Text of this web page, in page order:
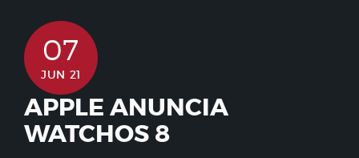
07
JUN 21
APPLE ANUNCIA
WATCHOS 8